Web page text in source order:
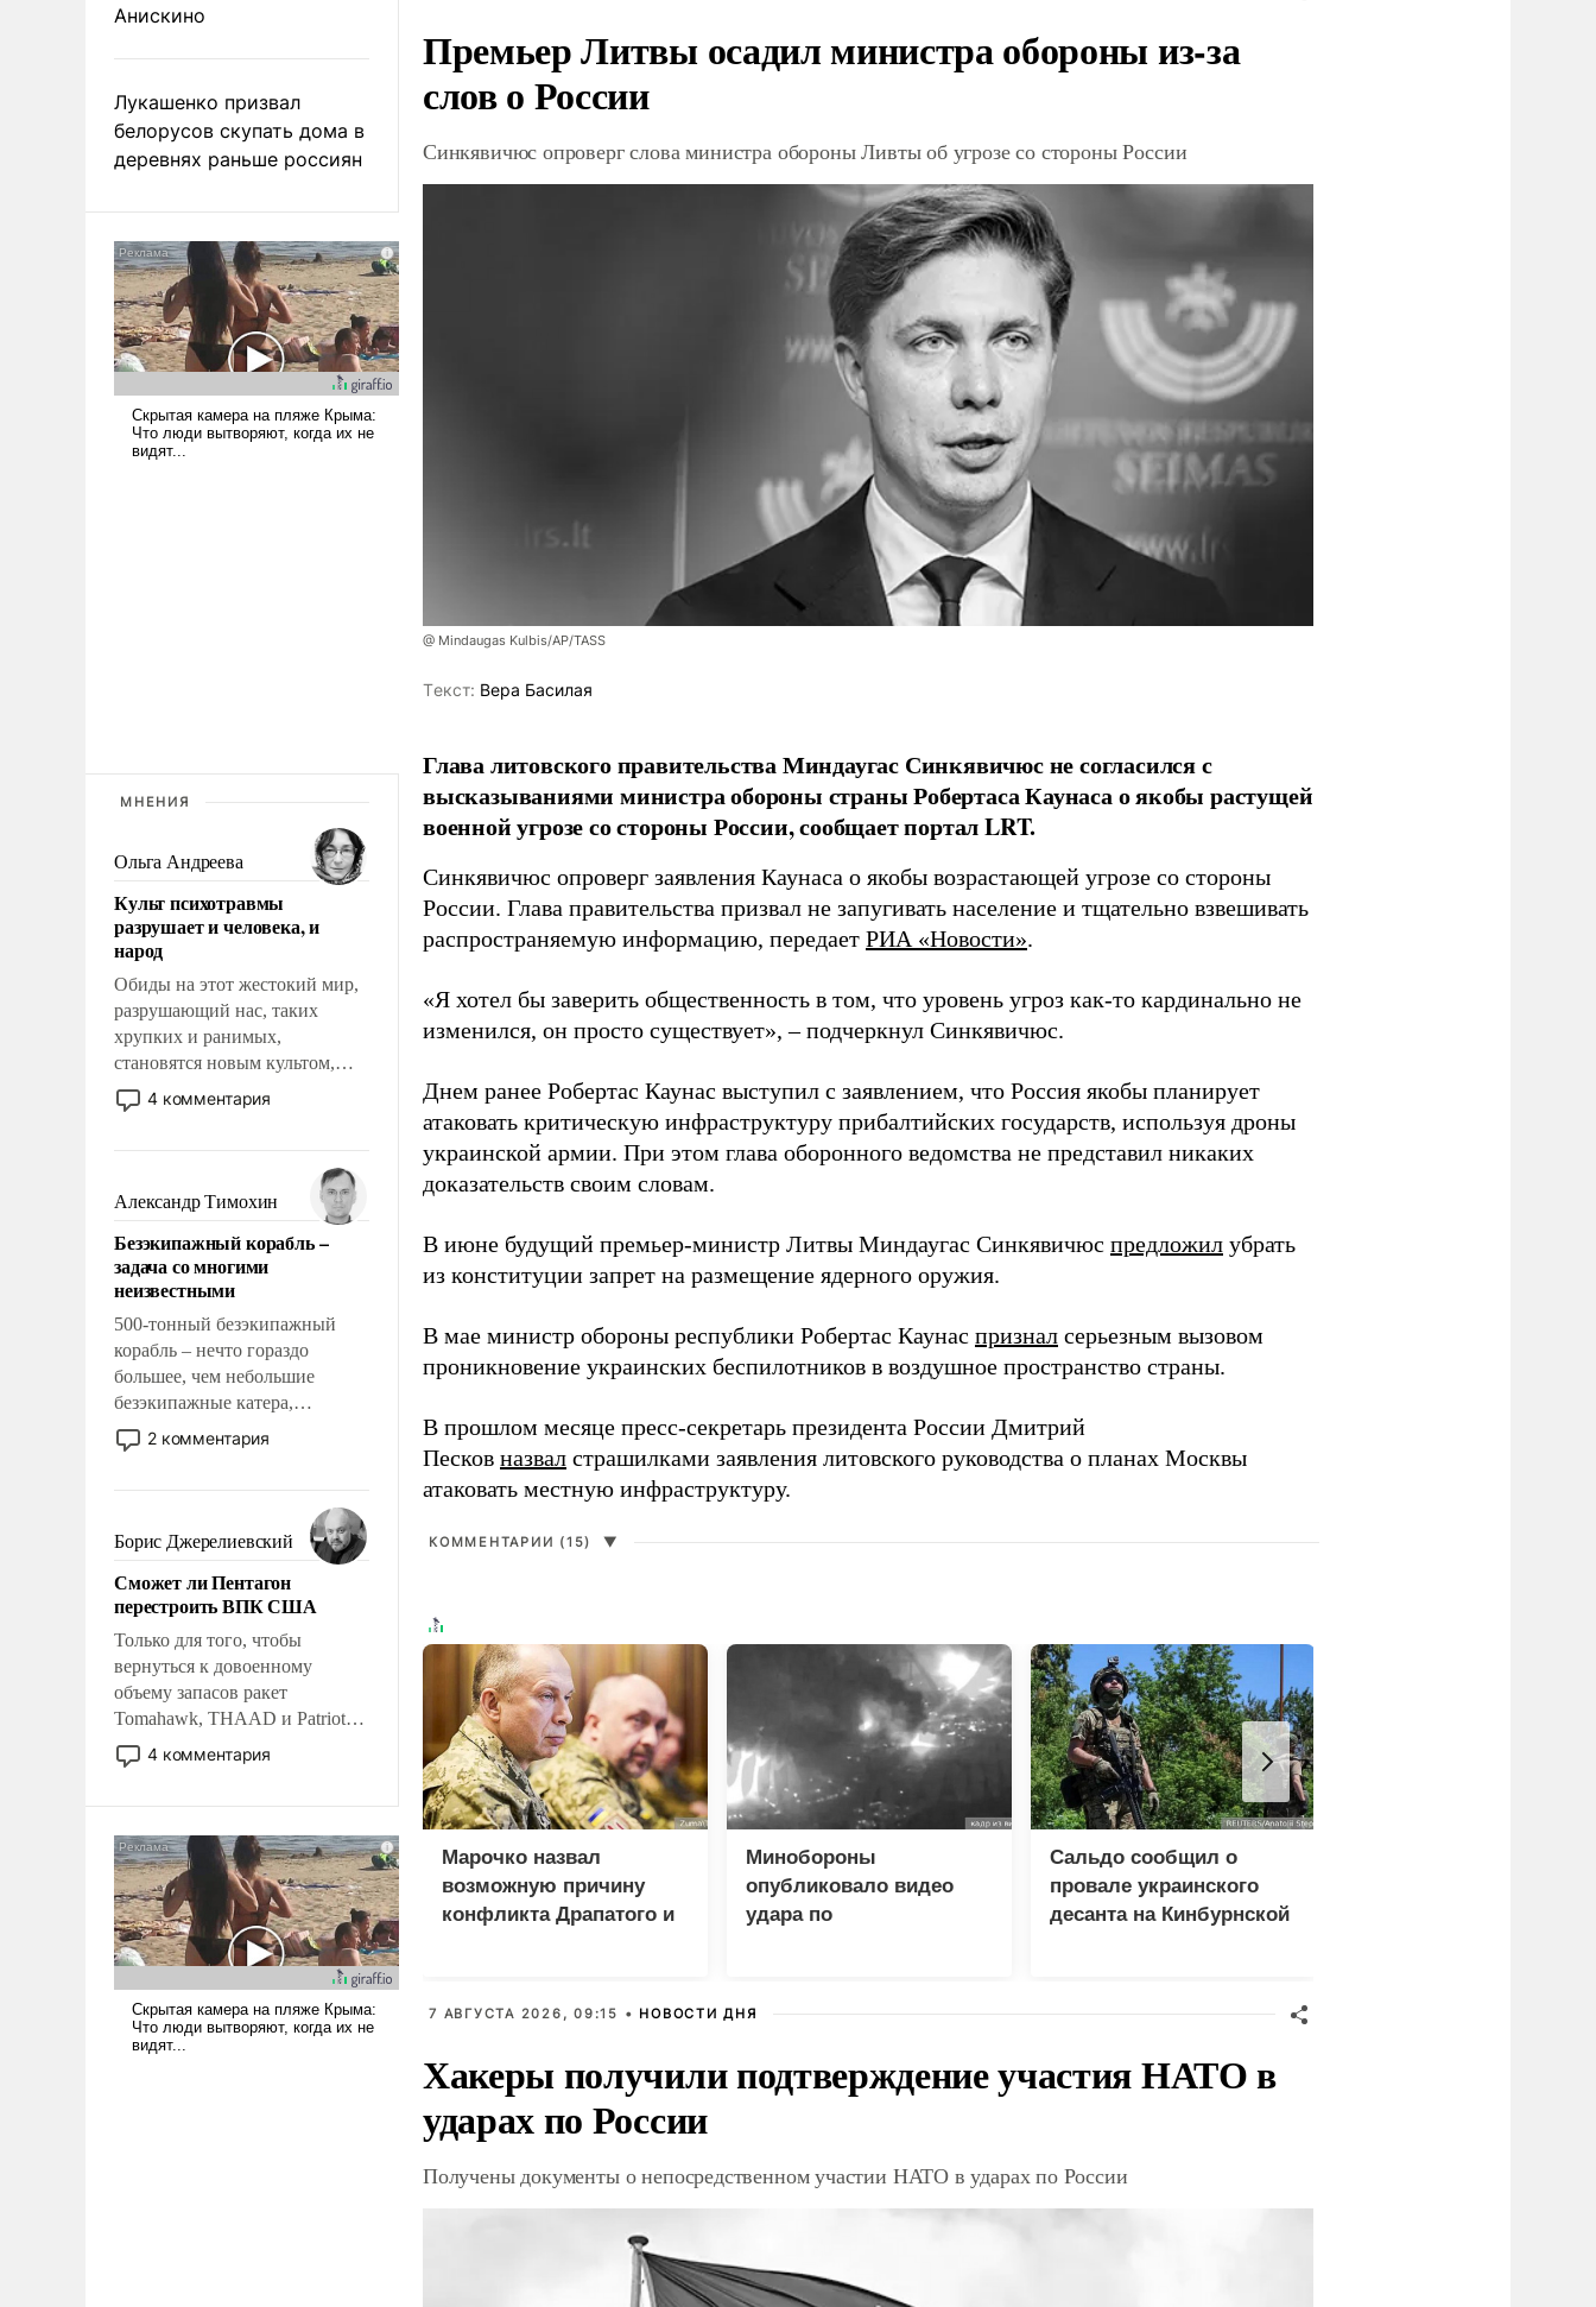
Анискино
Лукашенко призвал
белорусов скупать дома в
деревнях раньше россиян
МНЕНИЯ
Ольга Андреева
Культ психотравмы
разрушает и человека, и
народ
Обиды на этот жестокий мир,
разрушающий нас, таких
хрупких и ранимых,
становятся новым культом,
постепенно вытесняя и
отменяя традиционное
мужественным и твердым под
ударами судьбы, брать на себя
ответственность, помогать
слабым, идти вперед и
адаптироваться.
4 комментария
Александр Тимохин
Безэкипажный корабль –
задача со многими
неизвестными
500-тонный безэкипажный
корабль – нечто гораздо
большее, чем небольшие
безэкипажные катера,
применение которых уже
стало обыденностью. Задача по
сложна и амбициозна. Однако
и ее реализация радикально
поднимет наши боевые
возможности.
2 комментария
Борис Джерелиевский
Сможет ли Пентагон
перестроить ВПК США
Только для того, чтобы
вернуться к довоенному
объему запасов ракет
Tomahawk, THAAD и Patriot
США потребуется более трех
лет. Даже небольшая война с
Сложившаяся ситуация
означает многолетний период
уязвимости США, например,
перед Китаем.
4 комментария
Премьер Литвы осадил министра обороны из-за
слов о России
Синкявичюс опроверг слова министра обороны Ливты об угрозе со стороны России
@ Mindaugas Kulbis/AP/TASS
Tекст: Вера Басилая
Глава литовского правительства Миндаугас Синкявичюс не согласился с
высказываниями министра обороны страны Робертаса Каунаса о якобы растущей
военной угрозе со стороны России, сообщает портал LRT.
Синкявичюс опроверг заявления Каунаса о якобы возрастающей угрозе со стороны
России. Глава правительства призвал не запугивать население и тщательно взвешивать
распространяемую информацию, передает РИА «Новости».
«Я хотел бы заверить общественность в том, что уровень угроз как-то кардинально не
изменился, он просто существует», – подчеркнул Синкявичюс.
Днем ранее Робертас Каунас выступил с заявлением, что Россия якобы планирует
атаковать критическую инфраструктуру прибалтийских государств, используя дроны
украинской армии. При этом глава оборонного ведомства не представил никаких
доказательств своим словам.
В июне будущий премьер-министр Литвы Миндаугас Синкявичюс предложил убрать
из конституции запрет на размещение ядерного оружия.
В мае министр обороны республики Робертас Каунас признал серьезным вызовом
проникновение украинских беспилотников в воздушное пространство страны.
В прошлом месяце пресс-секретарь президента России Дмитрий
Песков назвал страшилками заявления литовского руководства о планах Москвы
атаковать местную инфраструктуру.
КОММЕНТАРИИ (15) ▼
Марочко назвал
возможную причину
конфликта Драпатого и
Минобороны
опубликовало видео
удара по
Сальдо сообщил о
провале украинского
десанта на Кинбурнской
7 АВГУСТА 2026, 09:15 • НОВОСТИ ДНЯ
Хакеры получили подтверждение участия НАТО в
ударах по России
Получены документы о непосредственном участии НАТО в ударах по России